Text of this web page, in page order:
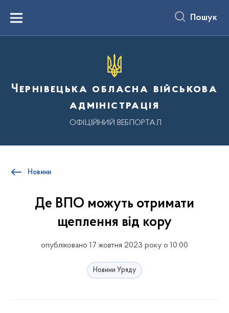
вмістуMenu Пошук
Чернівецька обласна військова
адміністрація
ОФІЦІЙНИЙ ВЕБПОРТАЛ
Новини
Де ВПО можуть отримати
щеплення від кору
опубліковано 17 жовтня 2023 року о 10:00
Новини Уряду